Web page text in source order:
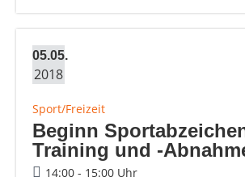
05.05.
2018
Sport/Freizeit
Beginn
Training und -
14:00 - 15:00 Uhr